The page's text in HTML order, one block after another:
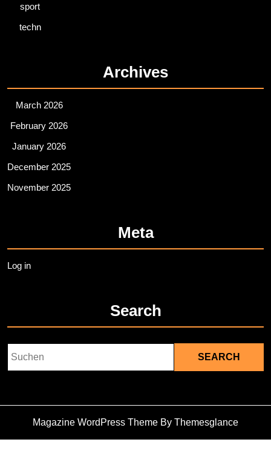
sport
techn
Archives
March 2026
February 2026
January 2026
December 2025
November 2025
Meta
Log in
Search
Magazine WordPress Theme By Themesglance